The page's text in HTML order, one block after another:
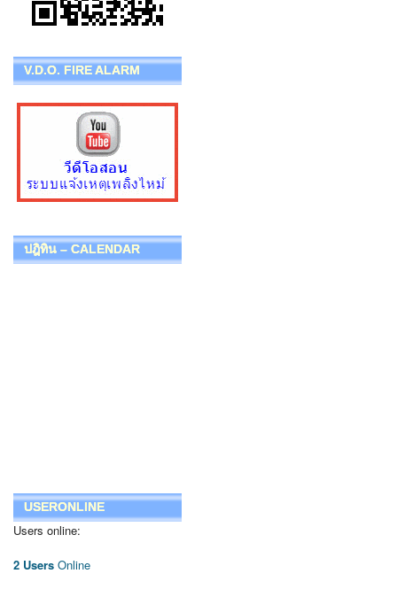
V.D.O. FIRE ALARM
ปฎิทิน – CALENDAR
USERONLINE
Users online:
2 Users Online